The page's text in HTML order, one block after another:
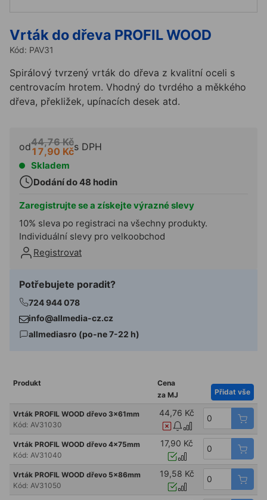
Vrták do dřeva PROFIL WOOD
Kód: PAV31
Spirálový tvrzený vrták do dřeva z kvalitní oceli s
centrovacím hrotem. Vhodný do tvrdého a měkkého
dřeva, překližek, upínacích desek atd.
od44,76 Kč
17,90 Kčs DPH
Skladem
Dodání do 48 hodin
Zaregistrujte se a získejte výrazné slevy
10% sleva po registraci na všechny produkty.
Individuální slevy pro velkoobchod
Registrovat
Potřebujete poradit?
724 944 078
info@allmedia-cz.cz
allmediasro (po-ne 7-22 h)
Produkt
Cena
za MJ
Přidat vše
Vrták PROFIL WOOD dřevo 3x61mm
Kód: AV31030
44,76 Kč
Vrták PROFIL WOOD dřevo 4x75mm
Kód: AV31040
17,90 Kč
Vrták PROFIL WOOD dřevo 5x86mm
Kód: AV31050
19,58 Kč